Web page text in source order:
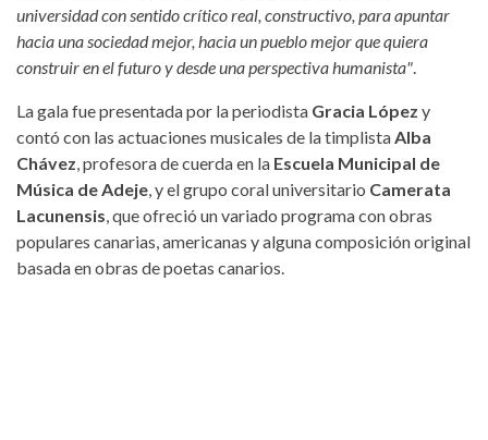
universidad con sentido crítico real, constructivo, para apuntar
hacia una sociedad mejor, hacia un pueblo mejor que quiera
construir en el futuro y desde una perspectiva humanista".
La gala fue presentada por la periodista Gracia López y
contó con las actuaciones musicales de la timplistaAlba
Chávez, profesora de cuerda en la Escuela Municipal de
Música de Adeje, y el grupo coral universitario Camerata
Lacunensis, que ofreció un variado programa con obras
populares canarias, americanas y alguna composición original
basada en obras de poetas canarios.